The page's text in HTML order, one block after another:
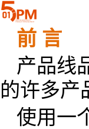
前 言
产品线
的许多产
使用一